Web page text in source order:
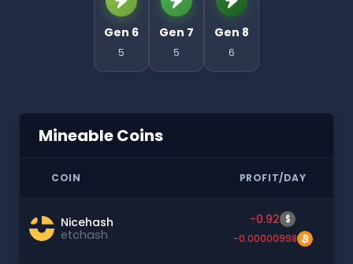
Gen 6
5
Gen 7
5
Gen 8
6
Mineable Coins
COIN PROFIT/DAY
Nicehash
etchash
-0.92 $
-0.00000998